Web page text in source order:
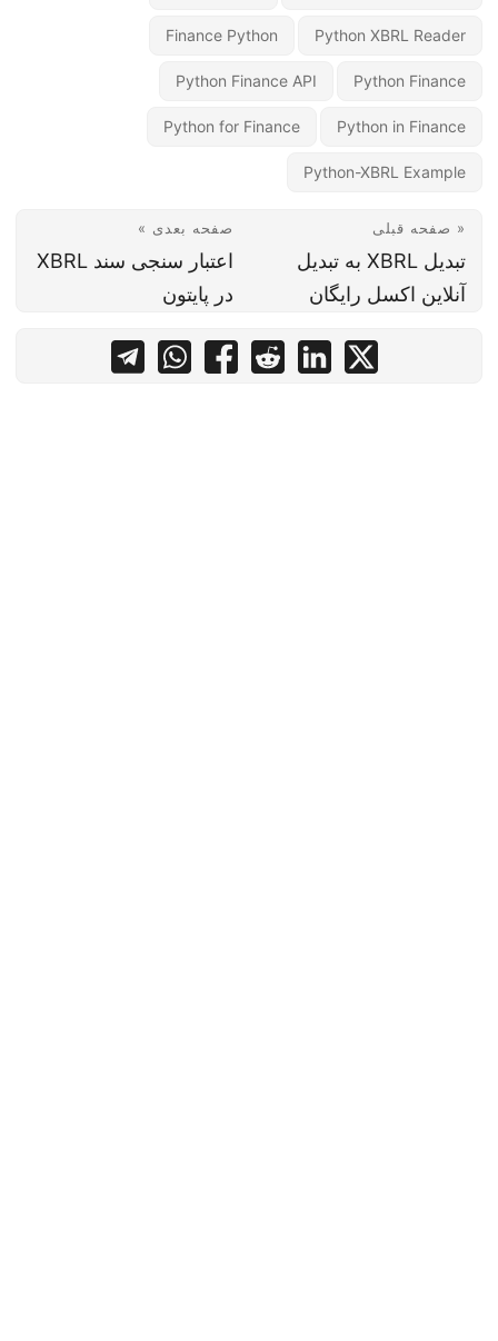
Python XBRL Reader
Finance Python
Python Finance
Python Finance API
Python in Finance
Python for Finance
Python-XBRL Example
« صفحه قبلی
تبدیل XBRL به تبدیل
آنلاین اکسل رایگان
صفحه بعدی »
اعتبار سنجی سند XBRL
در پایتون